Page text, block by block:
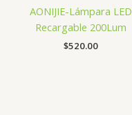
AONIJIE-Lámpara LED
Recargable 200Lum
$520.00